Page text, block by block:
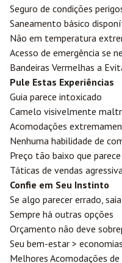
Seguro de condições
Saneamento básico
Não em temperatura
Acesso de emergência se
Bandeiras Vermelhas a
Pule Estas Experiências
Guia parece intoxicado
Camelo visivelmente
Acomodações
Nenhuma habilidade de
Preço tão baixo que
Táticas de vendas
Confie em Seu Instinto
Se algo parecer errado, saia
Sempre há outras opções
Orçamento não deve
Seu bem-estar > economias
Melhores Acomodações